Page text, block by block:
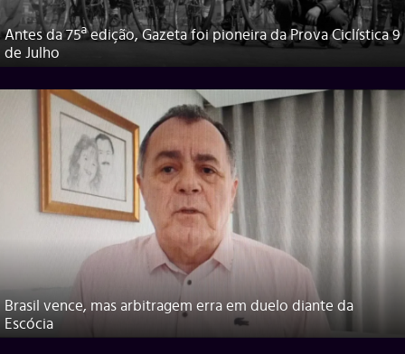
Antes da 75ª edição, Gazeta foi pioneira da Prova Ciclística 9
de Julho
Brasil vence, mas arbitragem erra em duelo diante da
Escócia